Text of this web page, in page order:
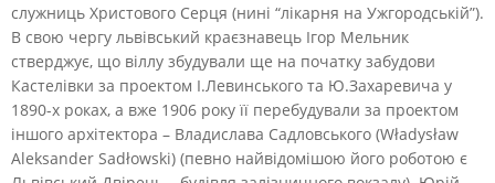
служниць Христового Серця (нині “лікарня на Ужгородській”).
В свою чергу львівський краєзнавець Ігор Мельник
стверджує, що віллу збудували ще на початку забудови
Кастелівки за проектом І.Левинського та Ю.Захаревича у
1890-х роках, а вже 1906 року її перебудували за проектом
іншого архітектора – Владислава Садловського (Władysław
Aleksander Sadłowski) (певно найвідомішою його роботою є